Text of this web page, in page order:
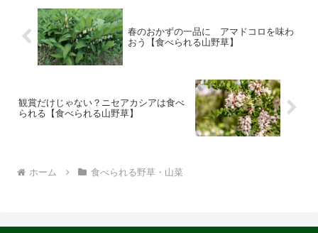
春のおかずの一品に アマドコロを味わ
おう【食べられる山野草】
観賞だけじゃない？ニセアカシアは食べ
られる【食べられる山野草】
ホーム 食べられる野草・山菜